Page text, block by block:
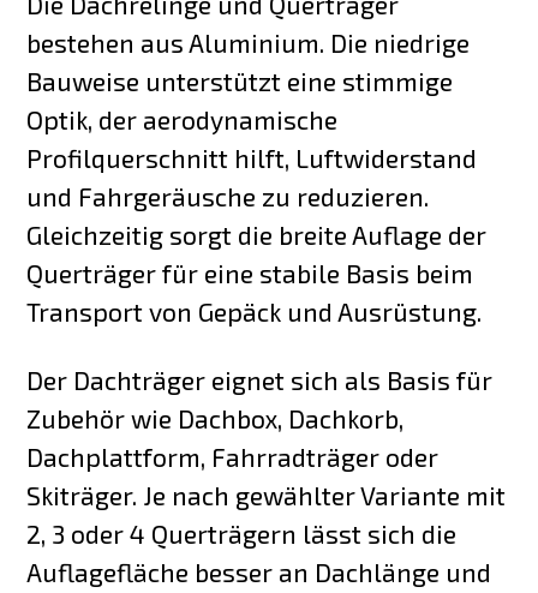
bestehen aus Aluminium. Die niedrige
Bauweise unterstützt eine stimmige
Optik, der aerodynamische
Profilquerschnitt hilft, Luftwiderstand
und Fahrgeräusche zu reduzieren.
Gleichzeitig sorgt die breite Auflage der
Querträger für eine stabile Basis beim
Transport von Gepäck und Ausrüstung.
Der Dachträger eignet sich als Basis für
Zubehör wie Dachbox, Dachkorb,
Dachplattform, Fahrradträger oder
Skiträger. Je nach gewählter Variante mit
2, 3 oder 4 Querträgern lässt sich die
Auflagefläche besser an Dachlänge und